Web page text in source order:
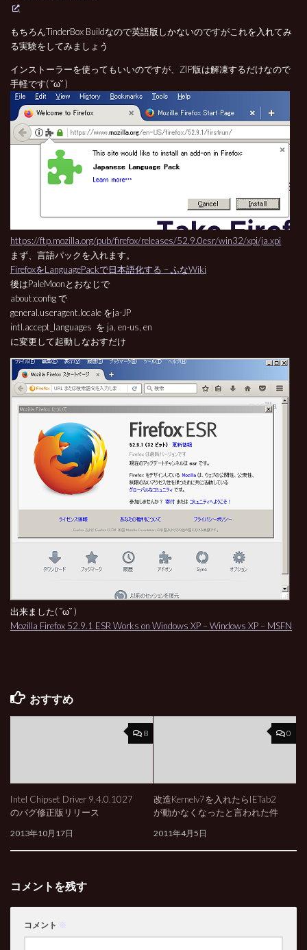
もちろんTinderBox Buildなので英語版しかないのですがこれを入れてみ
る実験をしてみましょう
インストーラーを使ってもいいのですが、ZIP版は解凍するだけなので
手軽です( ˘ω˘ )
https://ftp.mozilla.org/pub/firefox/releases/52.9.0esr/win32/xpi/ja.xpi
まず、言語パックを入れます。
FirefoxをLanguagePackで日本語化する – ふなWiki
後はPaleMoonとおなじで
about:config で
general.useragent.locale をja-JP
intl.accept_languages を ja, en-us, en
に変更して起動しなおすだけ
出来ました( ˘ω˘ )
Mozilla Firefox 52.9.1 ESR Works on Windows XP – Windows XP – MSFN
おすすめ
8
Intel Chipset Driver 9.4.0.1027
のバグ修正版リリース
2013年10月17日
0
改造Kernelv7を入れたらIETab2
が動かなくなったと言われた件
2011年4月5日
コメントを残す
コメント ※